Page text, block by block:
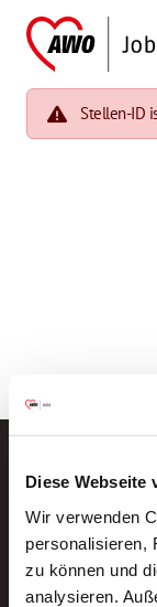
Diese Webseite
Wir verwenden
personalisieren,
zu können und
analysieren.
Stellen-ID
Ein